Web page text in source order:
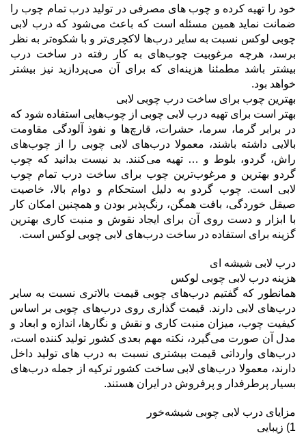
خود را تهیه کرده و چوب های مصرفی در تولید درب تمام چوب را
ضمانت نماید همین مسئله است که باعث می‌شود که درب لابی
چوبی لوکس نسبت به سایر درب‌ها لاکچری‌تر و با شکوه‌تر به نظر
برسد، هرچه مرغوبیت چوب‌های به کار رفته در ساخت درب
بیشتر باشد مطمئنا هزینه‌ای که برای آن می‌پردازید نیز بیشتر
خواهد بود.
بهترین چوب برای ساخت درب چوبی لابی
بهتر است برای تهیه درب لابی چوبی از چوب‌هایی استفاده شود که
در برابر گرما، سرما، حشرات، قارچ‌ها و نفوذ آلودگی مقاومت
بالایی داشته باشند، معمولا درب‌های لابی چوبی را از چوب‌های
راش، گردو، بلوط و … تهیه می‌کنند. بد نیست بدانید که چوب
گردو بهترین و مرغوب‌ترین چوب برای ساخت درب تمام چوب
لابی است. چوب گردو به دلیل استحکام و دوام بالا، خاصیت
صیقل خوردگی، بافت همگن، رنگ‌پذیر بودن و همچنین امکان کار
با ابزار و دست روی آن برای ایجاد نقوش و منبت کاری بهترین
گزینه برای استفاده در ساخت درب‌های لابی چوبی لوکس است.
درب لابی شیشه ای
هزینه درب لابی چوبی لوکس
همانطور که گفتیم درب‌های چوبی قیمت بالاتری نسبت به سایر
درب‌های لابی دارند. قیمت گذاری روی درب‌های چوبی بر اساس
کیفیت چوب، میزان منبت کاری و نقش و نگارها، اندازه و ابعاد و
مدل آن صورت می‌گیرد، نکته مهم بعدی کشور تولید کننده است،
درب‌های وارداتی قیمت بیشتری نسبت به درب های تولید داخل
دارند، معمولا درب‌های لابی ساخت کشور ترکیه از جمله درب‌های
بسیار پرطرفدار و پرفروش در ایران هستند.
مزایای درب لابی چوبی شیشه‌خور
1) زیبایی